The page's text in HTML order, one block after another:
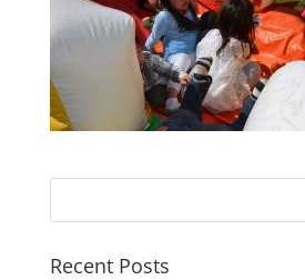
Recent Posts